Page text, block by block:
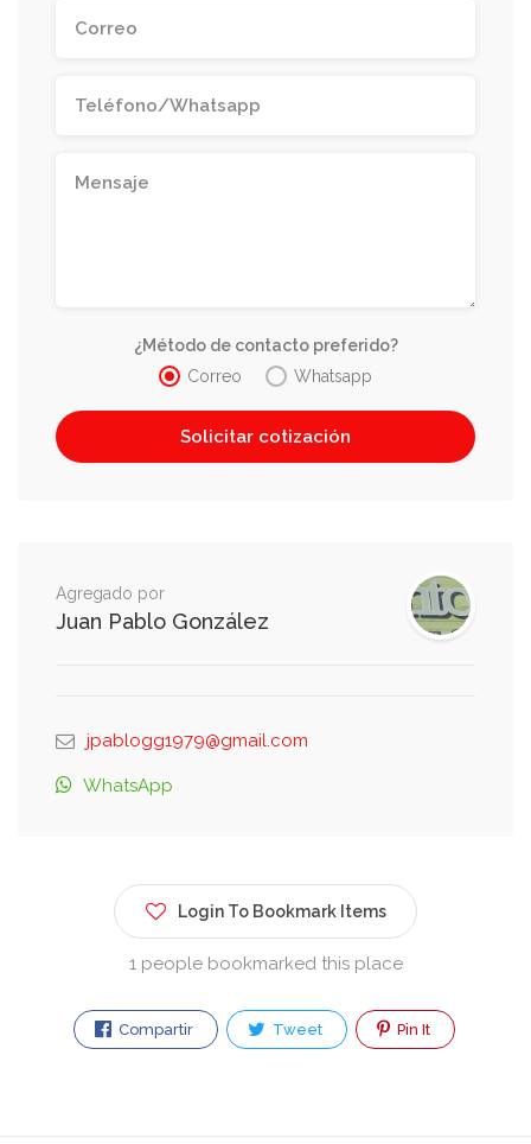
¿Método de contacto preferido?
Correo
Whatsapp
Agregado por
Juan Pablo González
jpablogg1979@gmail.com
WhatsApp
Login To Bookmark Items
1 people bookmarked this place
Compartir Tweet Pin It